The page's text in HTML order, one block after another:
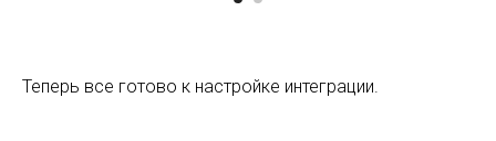
Теперь все готово к настройке интеграции.